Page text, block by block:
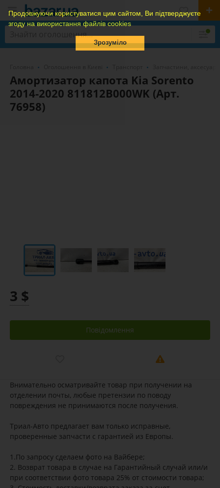
Продовжуючи користуватися цим сайтом, Ви підтверджуєте
згоду на використання файлів cookies
Зрозуміло
Амортизатор капота Kia Sorento
2014-2020 811812B000WK (Арт.
76958)
3 $
Повідомлення
Внимательно осматривайте товар при получении на
отделении почты, любые претензии по поводу
повреждения не принимаются после получения.
Триал-Авто предлагает вам только исправные,
проверенные запчасти с гарантией из Европы.
1.По запросу сделаем фото на Вайбере;
2. Возврат товара в случае на Гарантийный случай или/и
при соответствии фото товара 25% от стоимости товара;